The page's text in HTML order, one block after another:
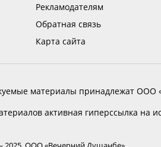
Рекламодателям
Обратная связь
Карта сайта
материалы принадлежат ООО
активная гиперссылка на